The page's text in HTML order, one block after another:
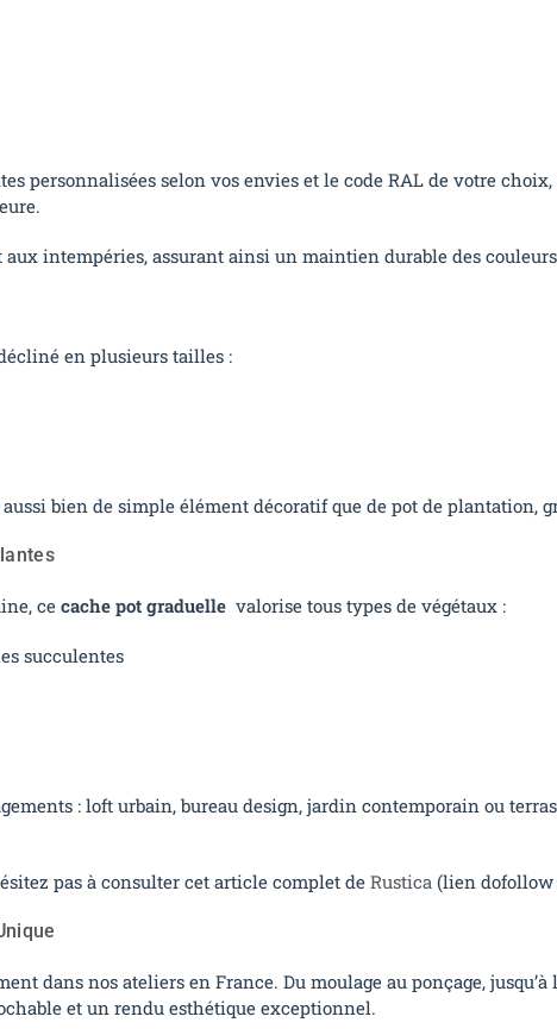
personnalisées selon vos envies et le code RAL de votre
intempéries, assurant ainsi un maintien durable des
en plusieurs tailles :
bien de simple élément décoratif que de pot de plantation,
cecache pot graduelle valorise tous types de végétaux :
succulentes
: loft urbain, bureau design, jardin contemporain ou
pas à consulter cet article complet deRustica (lien dofollow
dans nos ateliers en France. Du moulage au ponçage,
et un rendu esthétique exceptionnel.